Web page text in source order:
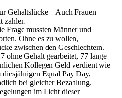
Gehaltslücke – Auch Frauen
zahlen
Frage mussten Männer und
Ohne es zu wollen,
zwischen den Geschlechtern.
ohne Gehalt gearbeitet, 77 lange
Kollegen Geld verdient wie
Equal Pay Day,
bei gleicher Bezahlung.
im Licht dieser